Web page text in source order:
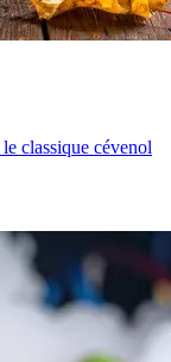
classique cévenol